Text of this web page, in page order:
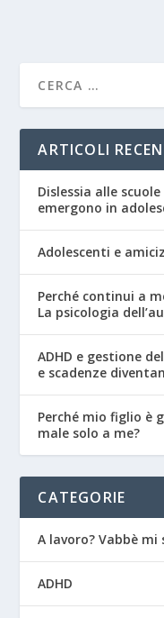
ARTICOLI
Dislessia alle
emergono in
Adolescenti e
Perché continui a
La psicologia
ADHD e gestione
e scadenze
Perché mio figlio è
male solo a me?
CATEGORIE
A lavoro? Vabbè
ADHD